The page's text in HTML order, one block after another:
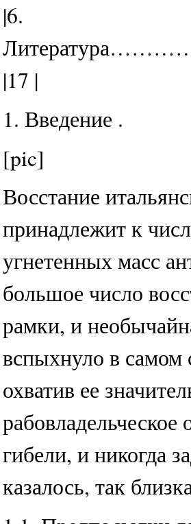
|6.
|17 |
1. Введение .
[pic]
Восстание
принадлежит к
угнетенных масс
большое число
рамки, и
вспыхнуло в самом
охватив ее
рабовладельческое
гибели, и никогда
казалось, так